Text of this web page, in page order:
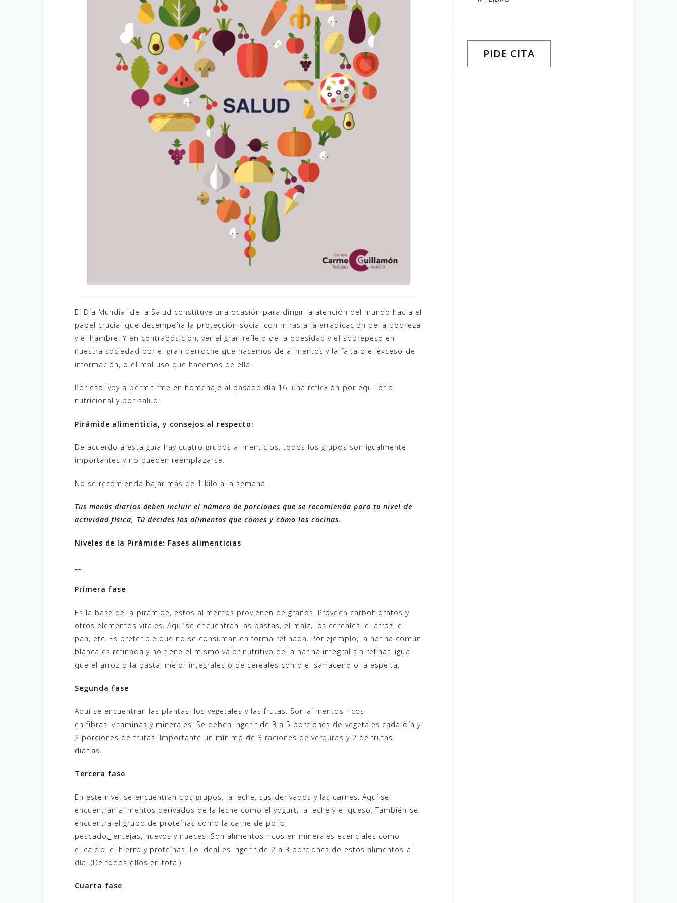
El Día Mundial de la Salud constituye una ocasión para dirigir la atención del mundo hacia el
papel crucial que desempeña la protección social con miras a la erradicación de la pobreza
y el hambre. Y en contraposición, ver el gran reflejo de la obesidad y el sobrepeso en
nuestra sociedad por el gran derroche que hacemos de alimentos y la falta o el exceso de
información, o el mal uso que hacemos de ella.
Por eso, voy a permitirme en homenaje al pasado día 16, una reflexión por equilibrio
nutricional y por salud:
Pirámide alimenticia, y consejos al respecto:
De acuerdo a esta guía hay cuatro grupos alimenticios, todos los grupos son igualmente
importantes y no pueden reemplazarse.
No se recomienda bajar más de 1 kilo a la semana.
Tus menús diarios deben incluir el número de porciones que se recomienda para tu nivel de
actividad física, Tú decides los alimentos que comes y cómo los cocinas.
Niveles de la Pirámide: Fases alimenticias
Primera fase
Es la base de la pirámide, estos alimentos provienen de granos. Proveen carbohidratos y
otros elementos vitales. Aquí se encuentran las pastas, el maíz, los cereales, el arroz, el
pan, etc. Es preferible que no se consuman en forma refinada. Por ejemplo, la harina común
blanca es refinada y no tiene el mismo valor nutritivo de la harina integral sin refinar, igual
que el arroz o la pasta, mejor integrales o de cereales como el sarraceno o la espelta.
Segunda fase
Aquí se encuentran las plantas, los vegetales y las frutas. Son alimentos ricos
en fibras, vitaminas y minerales. Se deben ingerir de 3 a 5 porciones de vegetales cada día y
2 porciones de frutas. Importante un mínimo de 3 raciones de verduras y 2 de frutas
diarias.
Tercera fase
En este nivel se encuentran dos grupos, la leche, sus derivados y las carnes. Aquí se
encuentran alimentos derivados de la leche como el yogurt, la leche y el queso. También se
encuentra el grupo de proteínas como la carne de pollo,
pescado, lentejas, huevos y nueces. Son alimentos ricos en minerales esenciales como
el calcio, el hierro y proteínas. Lo ideal es ingerir de 2 a 3 porciones de estos alimentos al
día. (De todos ellos en total)
Cuarta fase
PIDE CITA